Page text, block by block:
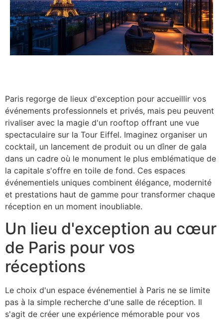
Paris regorge de lieux d'exception pour accueillir vos
événements professionnels et privés, mais peu peuvent
rivaliser avec la magie d'un rooftop offrant une vue
spectaculaire sur la Tour Eiffel. Imaginez organiser un
cocktail, un lancement de produit ou un dîner de gala
dans un cadre où le monument le plus emblématique de
la capitale s'offre en toile de fond. Ces espaces
événementiels uniques combinent élégance, modernité
et prestations haut de gamme pour transformer chaque
réception en un moment inoubliable.
Un lieu d'exception au cœur
de Paris pour vos
réceptions
Le choix d'un espace événementiel à Paris ne se limite
pas à la simple recherche d'une salle de réception. Il
s'agit de créer une expérience mémorable pour vos